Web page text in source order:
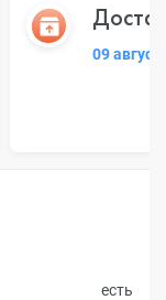
09
есть